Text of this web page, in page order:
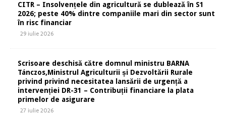
CITR – Insolvențele din agricultură se dublează în S1
2026; peste 40% dintre companiile mari din sector sunt
în risc financiar
29 iulie 2026
Scrisoare deschisă către domnul ministru BARNA
Tánczos,Ministrul Agriculturii și Dezvoltării Rurale
privind privind necesitatea lansării de urgență a
intervenției DR-31 – Contribuții financiare la plata
primelor de asigurare
27 iulie 2026